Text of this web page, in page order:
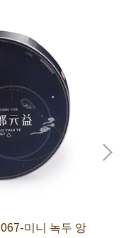
미니 녹두 앙